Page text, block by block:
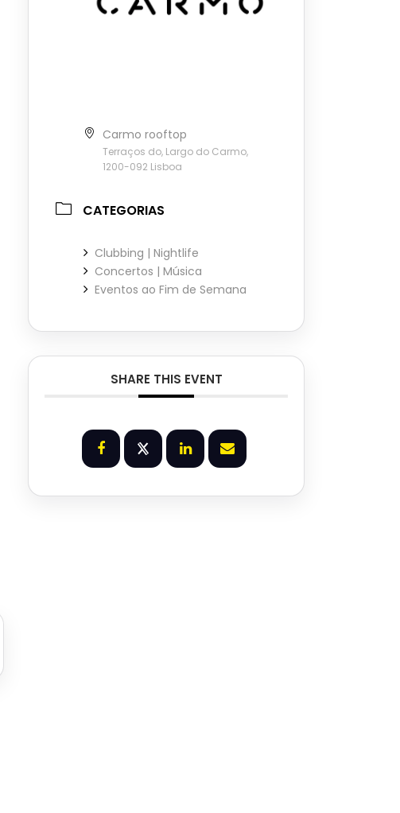
Carmo rooftop
Terraços do, Largo do Carmo,
1200-092 Lisboa
CATEGORIAS
Clubbing | Nightlife
Concertos | Música
Eventos ao Fim de Semana
SHARE THIS EVENT